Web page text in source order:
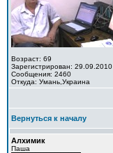
Возраст: 69
Зарегистрирован: 29.09.2010
Сообщения: 2460
Откуда: Умань,Украина
Вернуться к началу
Алхимик
Паша